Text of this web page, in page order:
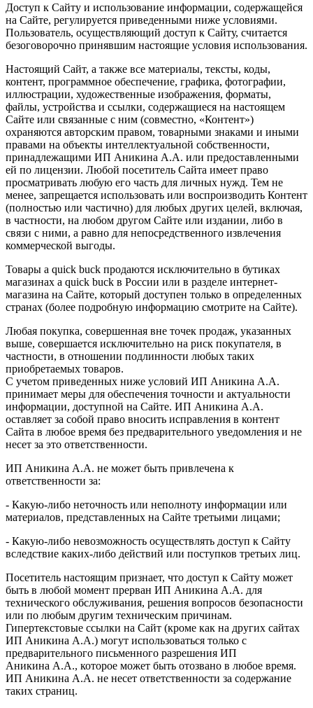
Доступ к Сайту и использование информации, содержащейся
на Сайте, регулируется приведенными ниже условиями.
Пользователь, осуществляющий доступ к Сайту, считается
безоговорочно принявшим настоящие условия использования.
Настоящий Сайт, а также все материалы, тексты, коды,
контент, программное обеспечение, графика, фотографии,
иллюстрации, художественные изображения, форматы,
файлы, устройства и ссылки, содержащиеся на настоящем
Сайте или связанные с ним (совместно, «Контент»)
охраняются авторским правом, товарными знаками и иными
правами на объекты интеллектуальной собственности,
принадлежащими ИП Аникина А.А. или предоставленными
ей по лицензии. Любой посетитель Сайта имеет право
просматривать любую его часть для личных нужд. Тем не
менее, запрещается использовать или воспроизводить Контент
(полностью или частично) для любых других целей, включая,
в частности, на любом другом Сайте или издании, либо в
связи с ними, а равно для непосредственного извлечения
коммерческой выгоды.
Товары a quick buck продаются исключительно в бутиках
магазинах a quick buck в России или в разделе интернет-
магазина на Сайте, который доступен только в определенных
странах (более подробную информацию смотрите на Сайте).
Любая покупка, совершенная вне точек продаж, указанных
выше, совершается исключительно на риск покупателя, в
частности, в отношении подлинности любых таких
приобретаемых товаров.
С учетом приведенных ниже условий ИП Аникина А.А.
принимает меры для обеспечения точности и актуальности
информации, доступной на Сайте. ИП Аникина А.А.
оставляет за собой право вносить исправления в контент
Сайта в любое время без предварительного уведомления и не
несет за это ответственности.
ИП Аникина А.А. не может быть привлечена к
ответственности за:
- Какую-либо неточность или неполноту информации или
материалов, представленных на Сайте третьими лицами;
- Какую-либо невозможность осуществлять доступ к Сайту
вследствие каких-либо действий или поступков третьих лиц.
Посетитель настоящим признает, что доступ к Сайту может
быть в любой момент прерван ИП Аникина А.А. для
технического обслуживания, решения вопросов безопасности
или по любым другим техническим причинам.
Гипертекстовые ссылки на Сайт (кроме как на других сайтах
ИП Аникина А.А.) могут использоваться только с
предварительного письменного разрешения ИП
Аникина А.А., которое может быть отозвано в любое время.
ИП Аникина А.А. не несет ответственности за содержание
таких страниц.